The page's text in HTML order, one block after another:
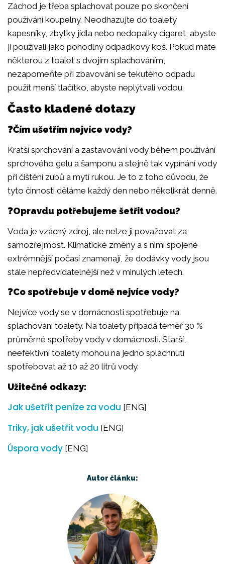
Záchod je třeba splachovat pouze po skončení
používání koupelny. Neodhazujte do toalety
kapesníky, zbytky jídla nebo nedopalky cigaret, abyste
ji používali jako pohodlný odpadkový koš. Pokud máte
některou z toalet s dvojím splachováním,
nezapomeňte při zbavování se tekutého odpadu
použít menší tlačítko, abyste neplýtvali vodou.
Často kladené dotazy
❓Čím ušetřím nejvíce vody?
Kratší sprchování a zastavování vody během používání
sprchového gelu a šamponu a stejně tak vypínání vody
při čištění zubů a mytí rukou. Je to z toho důvodu, že
tyto činnosti děláme každý den nebo několikrát denně.
❓Opravdu potřebujeme šetřit vodou?
Voda je vzácný zdroj, ale nelze ji považovat za
samozřejmost. Klimatické změny a s nimi spojené
extrémnější počasí znamenají, že dodávky vody jsou
stále nepředvídatelnější než v minulých letech.
❓Co spotřebuje v domě nejvíce vody?
Nejvíce vody se v domácnosti spotřebuje na
splachování toalety. Na toalety připadá téměř 30 %
průměrné spotřeby vody v domácnosti. Starší,
neefektivní toalety mohou na jedno spláchnutí
spotřebovat až 10 až 20 litrů vody.
Užitečné odkazy:
Jak ušetřit peníze za vodu [ENG]
Triky, jak ušetřit vodu [ENG]
Úspora vody [ENG]
Autor článku: